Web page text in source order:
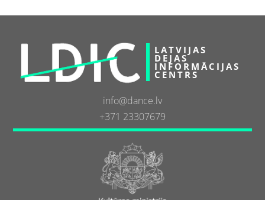
LATVIJAS
DEJAS
INFORMĀCIJAS
CENTRS
info@dance.lv
+371 23307679